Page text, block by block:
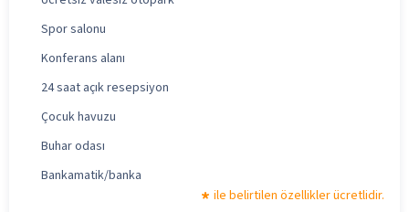
Spor salonu
Konferans alanı
24 saat açık resepsiyon
Çocuk havuzu
Buhar odası
Bankamatik/banka
ile belirtilen özellikler ücretlidir.